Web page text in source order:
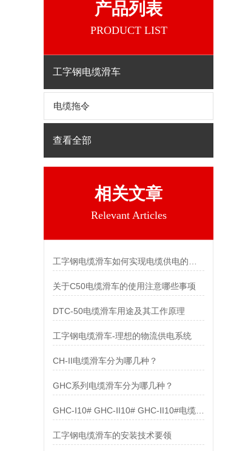
产品列表
PRODUCT LIST
工字钢电缆滑车
电缆拖令
查看全部
相关文章
Relevant Articles
关于C50电缆滑车的使用注意哪些事项
DTC-50电缆滑车用途及其工作原理
工字钢电缆滑车-理想的物流供电系统
CH-II电缆滑车分为哪几种？
GHC系列电缆滑车分为哪几种？
GHC-Ⅰ10# GHC-ⅠI10# GHC-ⅠI10#电缆滑车配置图
工字钢电缆滑车的安装技术要领